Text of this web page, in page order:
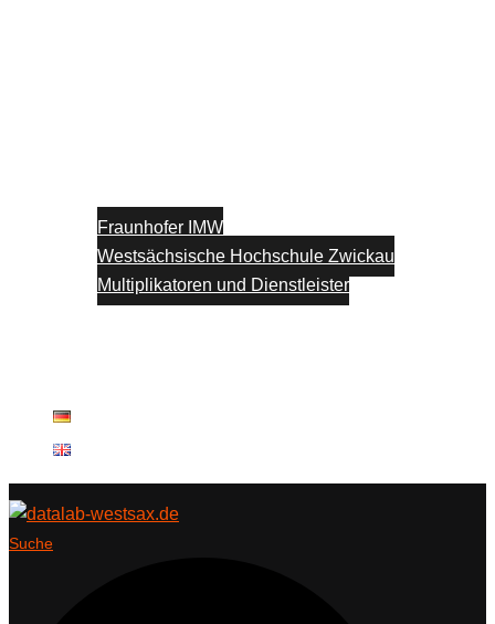
Fraunhofer IMW
Westsächsische Hochschule Zwickau
Multiplikatoren und Dienstleister
Suche